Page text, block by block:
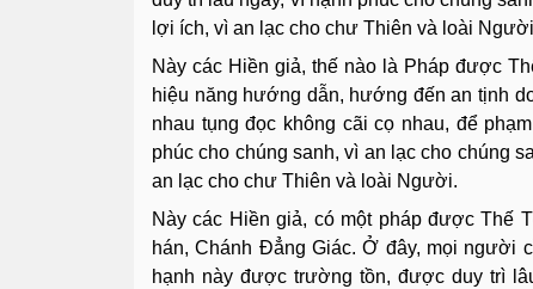
lợi ích, vì an lạc cho chư Thiên và loài
Này các Hiền giả, thế nào là Pháp được
hiệu năng hướng dẫn, hướng đến an tịnh
nhau tụng đọc không cãi cọ nhau, để
phúc cho chúng sanh, vì an lạc cho chúng
an lạc cho chư Thiên và loài Người.
Này các Hiền giả, có một pháp được Thế
hán, Chánh Ðẳng Giác. Ở đây, mọi người
hạnh này được trường tồn, được duy trì